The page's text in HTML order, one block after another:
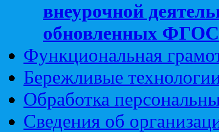
внеурочной
обновленных
Функциональная
Бережливые
Обработка
Сведения об